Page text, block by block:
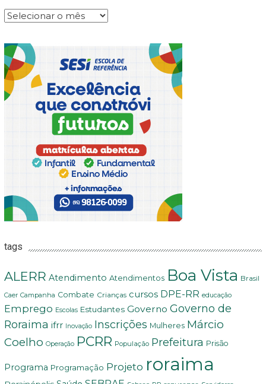
Arquivos
tags
ALERR Atendimento Atendimentos Boa Vista Brasil
Caer Campanha Combate Crianças cursos DPE-RR educação
Emprego Escolas Estudantes Governo Governo de
Roraima ifrr Inovação Inscrições Mulheres Márcio
Coelho Operação PCRR População Prefeitura Prisão
Programa Programação Projeto roraima